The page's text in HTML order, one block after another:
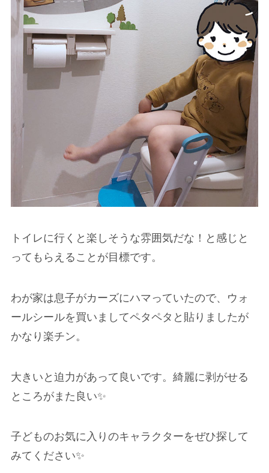
トイレに行くと楽しそうな雰囲気だな！と感じと
ってもらえることが目標です。
わが家は息子がカーズにハマっていたので、ウォ
ールシールを買いましてペタペタと貼りましたが
かなり楽チン。
大きいと迫力があって良いです。綺麗に剥がせる
ところがまた良い✨
子どものお気に入りのキャラクターをぜひ探して
みてください✨